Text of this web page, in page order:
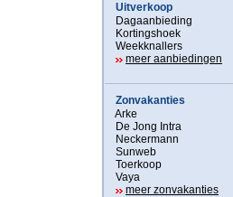
Uitverkoop
Dagaanbieding
Kortingshoek
Weekknallers
meer aanbiedingen
Zonvakanties
Arke
De Jong Intra
Neckermann
Sunweb
Toerkoop
Vaya
meer zonvakanties